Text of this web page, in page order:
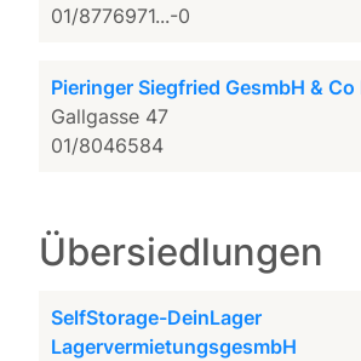
01/8776971...-0
Pieringer Siegfried GesmbH & Co
Gallgasse 47
01/8046584
Übersiedlungen
SelfStorage-DeinLager
LagervermietungsgesmbH